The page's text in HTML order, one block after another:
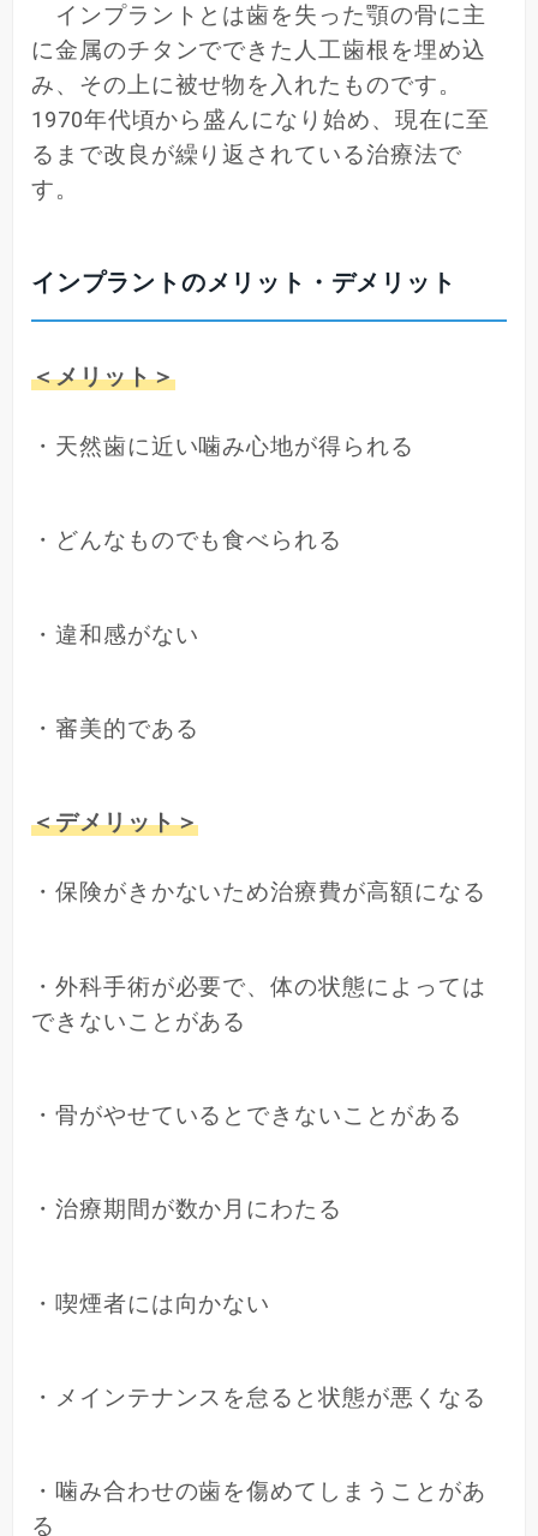
インプラントとは歯を失った顎の骨に主
に金属のチタンでできた人工歯根を埋め込
み、その上に被せ物を入れたものです。
1970年代頃から盛んになり始め、現在に至
るまで改良が繰り返されている治療法で
す。
インプラントのメリット・デメリット
＜メリット＞
・天然歯に近い噛み心地が得られる
・どんなものでも食べられる
・違和感がない
・審美的である
＜デメリット＞
・保険がきかないため治療費が高額になる
・外科手術が必要で、体の状態によっては
できないことがある
・骨がやせているとできないことがある
・治療期間が数か月にわたる
・喫煙者には向かない
・メインテナンスを怠ると状態が悪くなる
・噛み合わせの歯を傷めてしまうことがあ
る